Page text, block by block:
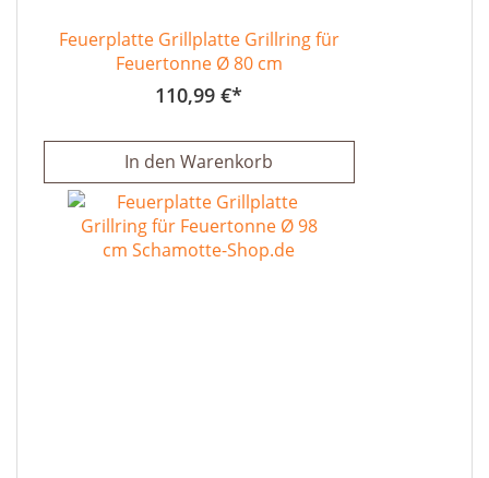
Feuerplatte Grillplatte Grillring für
Feuertonne Ø 80 cm
110,99 €
In den Warenkorb